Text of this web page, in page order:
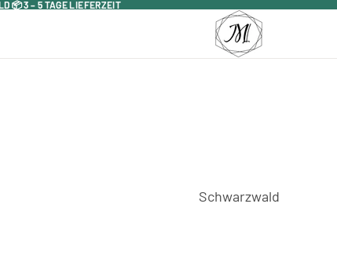
📦 3 – 5 TAGE LIEFERZEIT
📦 3 – 5 TAGE LIEFERZEIT
Schwarzwald